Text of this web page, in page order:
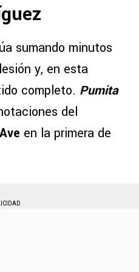
sumando minutos
y, en esta
completo. Pumita
del
en la primera de